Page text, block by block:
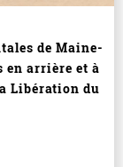
de Maine-
en arrière et à
Libération du